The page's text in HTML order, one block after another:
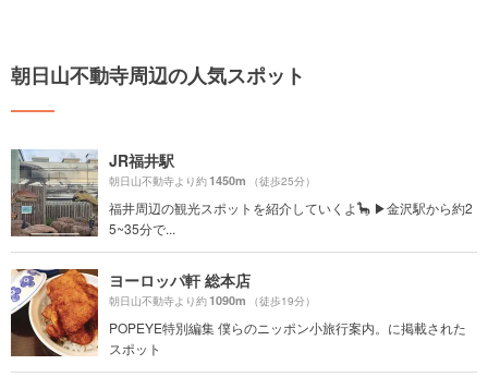
朝日山不動寺周辺の人気スポット
JR福井駅
朝日山不動寺より約1450m （徒歩25分）
福井周辺の観光スポットを紹介していくよ🦕 ▶︎金沢駅から約2
5~35分で...
ヨーロッパ軒 総本店
朝日山不動寺より約1090m （徒歩19分）
POPEYE特別編集 僕らのニッポン小旅行案内。に掲載された
スポット